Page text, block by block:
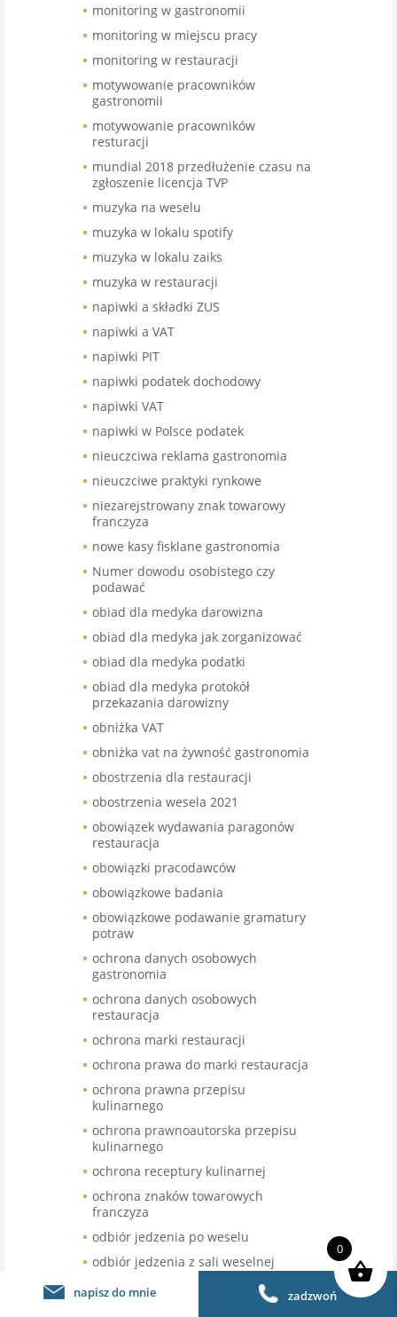
monitoring w gastronomii
monitoring w miejscu pracy
monitoring w restauracji
motywowanie pracowników
gastronomii
motywowanie pracowników
resturacji
mundial 2018 przedłużenie czasu na
zgłoszenie licencja TVP
muzyka na weselu
muzyka w lokalu spotify
muzyka w lokalu zaiks
muzyka w restauracji
napiwki a składki ZUS
napiwki a VAT
napiwki PIT
napiwki podatek dochodowy
napiwki VAT
napiwki w Polsce podatek
nieuczciwa reklama gastronomia
nieuczciwe praktyki rynkowe
niezarejstrowany znak towarowy
franczyza
nowe kasy fisklane gastronomia
Numer dowodu osobistego czy
podawać
obiad dla medyka darowizna
obiad dla medyka jak zorganizować
obiad dla medyka podatki
obiad dla medyka protokół
przekazania darowizny
obniżka VAT
obniżka vat na żywność gastronomia
obostrzenia dla restauracji
obostrzenia wesela 2021
obowiązek wydawania paragonów
restauracja
obowiązki pracodawców
obowiązkowe badania
obowiązkowe podawanie gramatury
potraw
ochrona danych osobowych
gastronomia
ochrona danych osobowych
restauracja
ochrona marki restauracji
ochrona prawa do marki restauracja
ochrona prawna przepisu
kulinarnego
ochrona prawnoautorska przepisu
kulinarnego
ochrona receptury kulinarnej
ochrona znaków towarowych
franczyza
odbiór jedzenia po weselu
odbiór jedzenia z sali weselnej
odbiór nieskonsumowanego jedzenia
po weselu
napisz do mnie zadzwoń
0